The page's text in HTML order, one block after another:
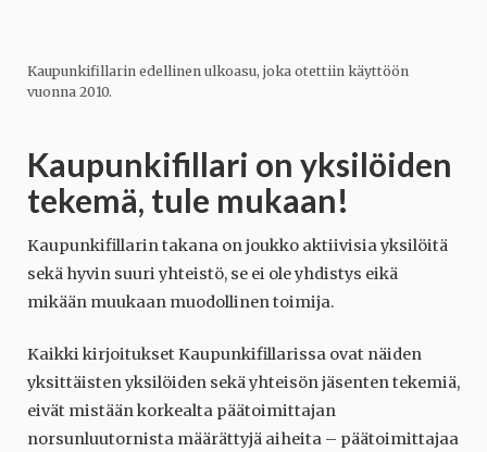
Kaupunkifillarin edellinen ulkoasu, joka otettiin käyttöön
vuonna 2010.
Kaupunkifillari on yksilöiden
tekemä, tule mukaan!
Kaupunkifillarin takana on joukko aktiivisia yksilöitä
sekä hyvin suuri yhteistö, se ei ole yhdistys eikä
mikään muukaan muodollinen toimija.
Kaikki kirjoitukset Kaupunkifillarissa ovat näiden
yksittäisten yksilöiden sekä yhteisön jäsenten tekemiä,
eivät mistään korkealta päätoimittajan
norsunluutornista määrättyjä aiheita – päätoimittajaa